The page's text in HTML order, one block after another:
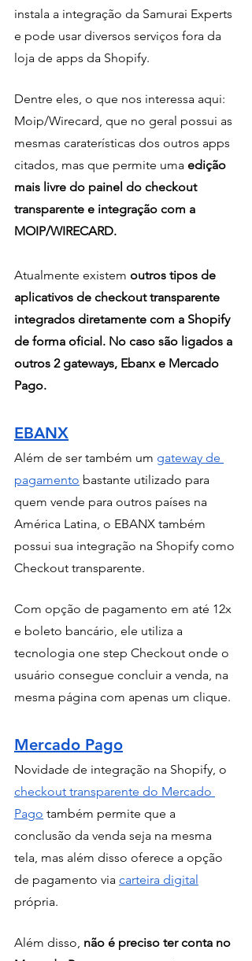
instala a integração da Samurai Experts
e pode usar diversos serviços fora da
loja de apps da Shopify.
Dentre eles, o que nos interessa aqui:
Moip/Wirecard, que no geral possui as
mesmas caraterísticas dos outros apps
citados, mas que permite uma edição
mais livre do painel do checkout
transparente e integração com a
MOIP/WIRECARD.
Atualmente existem outros tipos de
aplicativos de checkout transparente
integrados diretamente com a Shopify
de forma oficial. No caso são ligados a
outros 2 gateways, Ebanx e Mercado
Pago.
EBANX
Além de ser também um gateway de
pagamento bastante utilizado para
quem vende para outros países na
América Latina, o EBANX também
possui sua integração na Shopify como
Checkout transparente.
Com opção de pagamento em até 12x
e boleto bancário, ele utiliza a
tecnologia one step Checkout onde o
usuário consegue concluir a venda, na
mesma página com apenas um clique.
Mercado Pago
Novidade de integração na Shopify, o
checkout transparente do Mercado
Pago também permite que a
conclusão da venda seja na mesma
tela, mas além disso oferece a opção
de pagamento via carteira digital
própria.
Além disso, não é preciso ter conta no